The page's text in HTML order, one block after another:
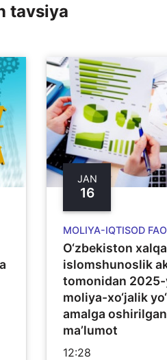
tavsiya
JAN
16
MOLIYA-IQTISOD
O‘zbekiston
islomshunoslik
tomonidan
moliya-xo‘jalik
amalga
ma’lumot
12:28